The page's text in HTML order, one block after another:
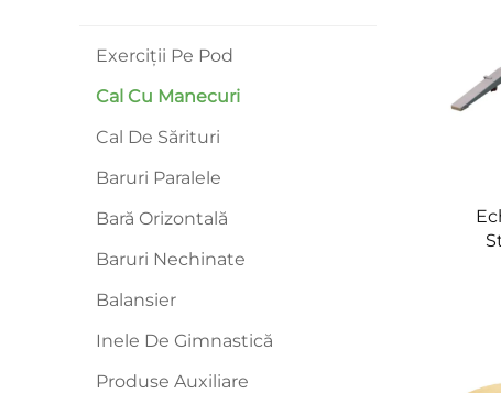
Exerciții Pe Pod
Cal Cu Manecuri
Cal De Sărituri
Baruri Paralele
Bară Orizontală
Baruri Nechinate
Balansier
Inele De Gimnastică
Produse Auxiliare